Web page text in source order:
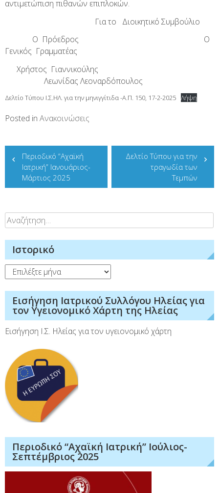
αντιμετώπιση πιθανών επιπλοκών.
Για το Διοικητικό Συμβούλιο
Ο Πρόεδρος Ο
Γενικός Γραμματέας
Χρήστος Γιαννικούλης
Λεωνίδας Λεοναρδόπουλος
Δελτίο Τύπου Ι.Σ.ΗΛ. για την μηνιγγίτιδα -Α.Π. 150, 17-2-2025 Λήψη
Posted in Ανακοινώσεις
Πλοήγηση
άρθρων
Περιοδικό “Αχαϊκή
Ιατρική” Ιανουάριος-
Μάρτιος 2025
Δελτίο Τύπου για την
τραγωδία των
Τεμπών
Αναζήτηση
για:
Ιστορικό
Ιστορικό
Εισήγηση Ιατρικού Συλλόγου Ηλείας για
τον Υγειονομικό Χάρτη της Ηλείας
Εισήγηση Ι.Σ. Ηλείας για τον υγειονομικό χάρτη
Περιοδικό “Αχαϊκή Ιατρική” Ιούλιος-
Σεπτέμβριος 2025